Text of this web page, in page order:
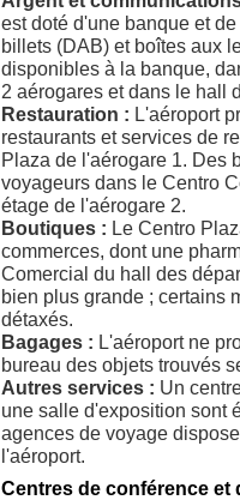
est doté d'une banque et
billets (DAB) et boîtes aux
disponibles à la banque,
2 aérogares et dans le hall
Restauration : L'aéroport
restaurants et services de
Plaza de l'aérogare 1. Des
voyageurs dans le Centro
étage de l'aérogare 2.
Boutiques : Le Centro
commerces, dont une
Comercial du hall des
bien plus grande ; certains
détaxés.
Bagages : L'aéroport ne
bureau des objets trouvés
Autres services : Un
une salle d'exposition sont
agences de voyage
l'aéroport.
Centres de conférence et